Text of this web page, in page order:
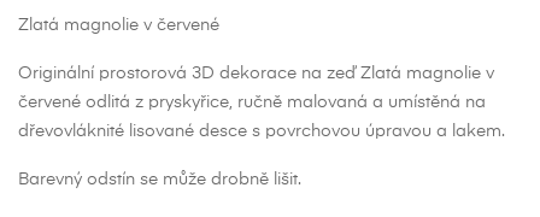
Zlatá magnolie v červené
Originální prostorová 3D dekorace na zeď Zlatá magnolie v
červené odlitá z pryskyřice, ručně malovaná a umístěná na
dřevovláknité lisované desce s povrchovou úpravou a lakem.
Barevný odstín se může drobně lišit.